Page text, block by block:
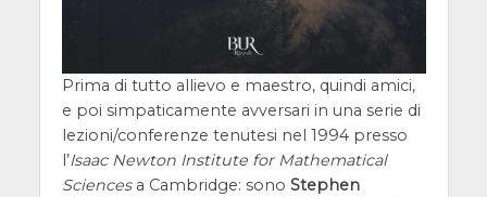
Prima di tutto allievo e maestro, quindi amici,
e poi simpaticamente avversari in una serie di
lezioni/conferenze tenutesi nel 1994 presso
l’Isaac Newton Institute for Mathematical
Sciencesa Cambridge: sono Stephen